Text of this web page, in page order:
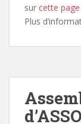
sur cette page
Plus